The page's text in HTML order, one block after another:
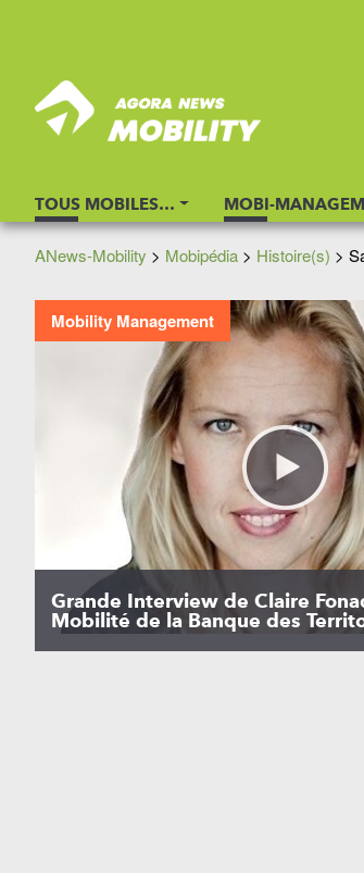
TOUS MOBILES… MOBI-
ANews-Mobility > Mobipédia > Histoire(s) >
Mobility Management
Grande Interview de Claire
Mobilité de la Banque des